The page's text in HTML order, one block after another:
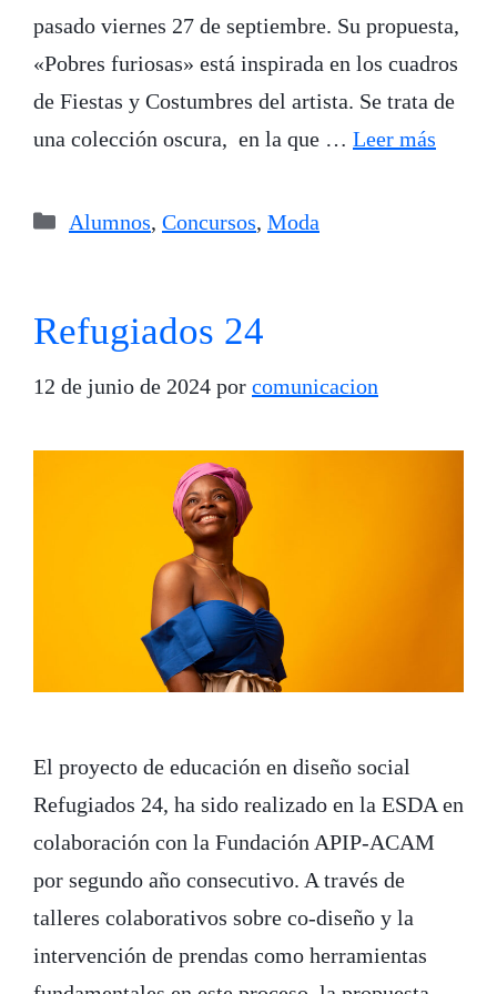
pasado viernes 27 de septiembre. Su propuesta,
«Pobres furiosas» está inspirada en los cuadros
de Fiestas y Costumbres del artista. Se trata de
una colección oscura, en la que … Leer más
Categorías
Alumnos, Concursos, Moda
Refugiados 24
12 de junio de 2024 por comunicacion
El proyecto de educación en diseño social
Refugiados 24, ha sido realizado en la ESDA en
colaboración con la Fundación APIP-ACAM
por segundo año consecutivo. A través de
talleres colaborativos sobre co-diseño y la
intervención de prendas como herramientas